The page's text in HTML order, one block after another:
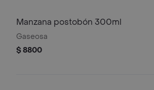
Manzana postobón 300ml
Gaseosa
$ 8800